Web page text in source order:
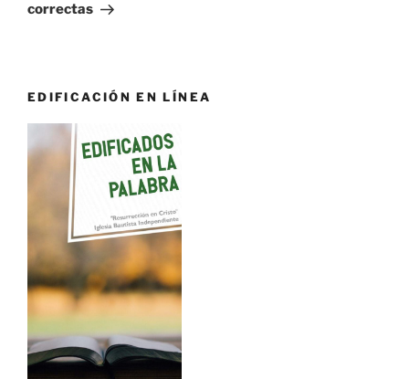
correctas
EDIFICACIÓN EN LÍNEA